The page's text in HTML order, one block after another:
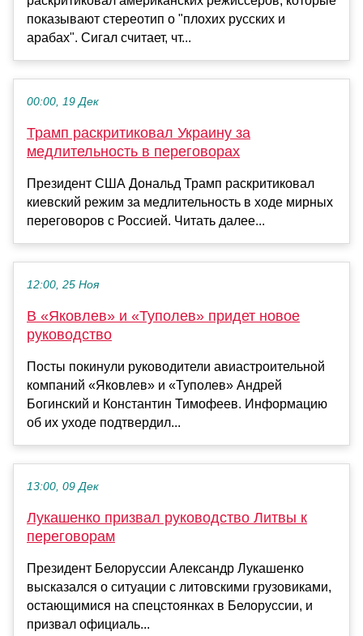
показывают стереотип о "плохих русских и
арабах". Сигал считает, чт...
00:00, 19 Дек
Трамп раскритиковал Украину за
медлительность в переговорах
Президент США Дональд Трамп раскритиковал
киевский режим за медлительность в ходе мирных
переговоров с Россией. Читать далее...
12:00, 25 Ноя
В «Яковлев» и «Туполев» придет новое
руководство
Посты покинули руководители авиастроительной
компаний «Яковлев» и «Туполев» Андрей
Богинский и Константин Тимофеев. Информацию
об их уходе подтвердил...
13:00, 09 Дек
Лукашенко призвал руководство Литвы к
переговорам
Президент Белоруссии Александр Лукашенко
высказался о ситуации с литовскими грузовиками,
остающимися на спецстоянках в Белоруссии, и
призвал официаль...